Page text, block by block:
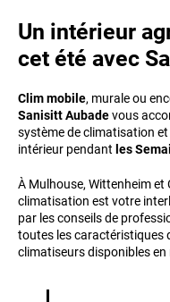
Un intérieur
cet été avec
Clim mobile, murale ou
Sanisitt Aubadevous
système de climatisation
intérieur pendant les
À Mulhouse, Wittenheim et
climatisation est votre
par les conseils de
toutes les caractéristiques
climatiseurs disponibles en